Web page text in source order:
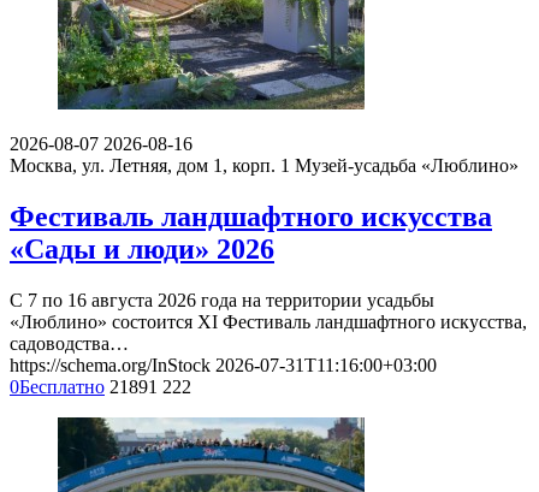
2026-08-07 2026-08-16
Москва, ул. Летняя, дом 1, корп. 1 Музей-усадьба «Люблино»
Фестиваль ландшафтного искусства
«Сады и люди» 2026
С 7 по 16 августа 2026 года на территории усадьбы
«Люблино» состоится XI Фестиваль ландшафтного искусства,
садоводства…
https://schema.org/InStock 2026-07-31T11:16:00+03:00
0Бесплатно 21891 222